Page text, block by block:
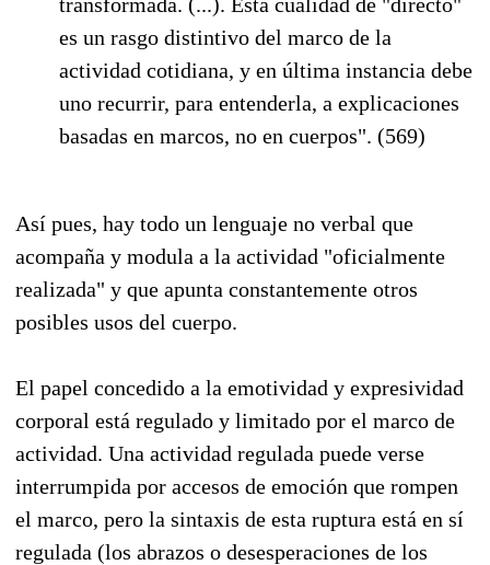
es un rasgo distintivo del marco de la
actividad cotidiana, y en última instancia debe
uno recurrir, para entenderla, a explicaciones
basadas en marcos, no en cuerpos". (569)
Así pues, hay todo un lenguaje no verbal que
acompaña y modula a la actividad "oficialmente
realizada" y que apunta constantemente otros
posibles usos del cuerpo.
El papel concedido a la emotividad y expresividad
corporal está regulado y limitado por el marco de
actividad. Una actividad regulada puede verse
interrumpida por accesos de emoción que rompen
el marco, pero la sintaxis de esta ruptura está en sí
regulada (los abrazos o desesperaciones de los